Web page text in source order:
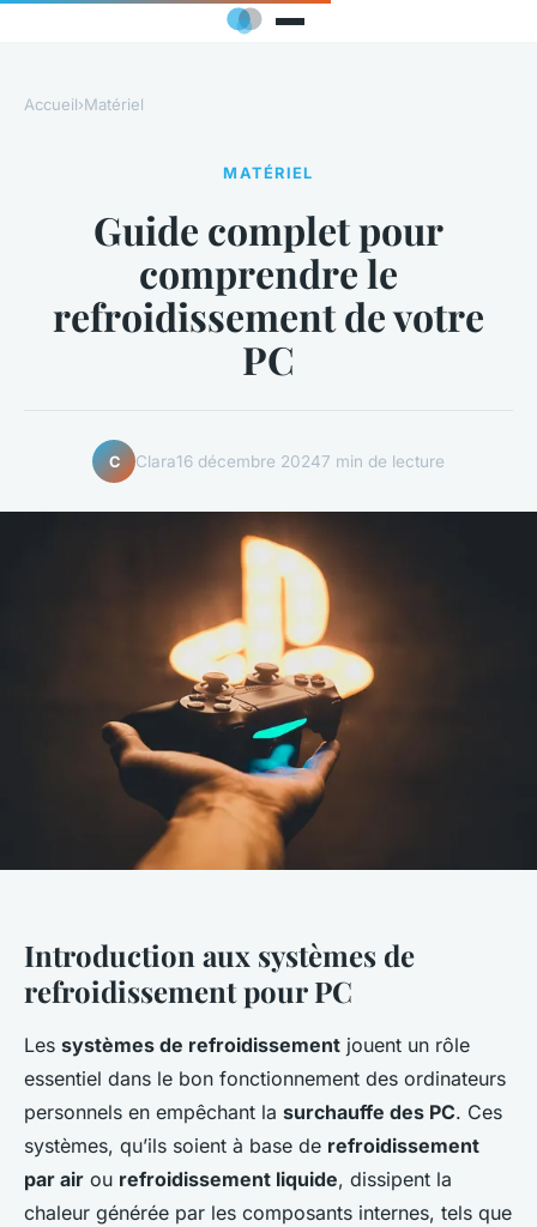
Accueil›Matériel
MATÉRIEL
Guide complet pour
comprendre le
refroidissement de votre
PC
C Clara16 décembre 20247 min de lecture
Introduction aux systèmes de
refroidissement pour PC
Les systèmes de refroidissement jouent un rôle
essentiel dans le bon fonctionnement des ordinateurs
personnels en empêchant la surchauffe des PC. Ces
systèmes, qu’ils soient à base de refroidissement
par air ou refroidissement liquide, dissipent la
chaleur générée par les composants internes, tels que